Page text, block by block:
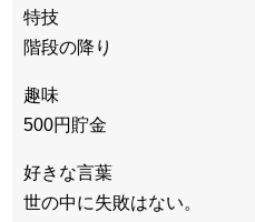
特技
階段の降り
趣味
500円貯金
好きな言葉
世の中に失敗はない。